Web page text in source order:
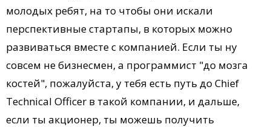
молодых ребят, на то чтобы они искали
перспективные стартапы, в которых можно
развиваться вместе с компанией. Если ты ну
совсем не бизнесмен, а программист "до мозга
костей", пожалуйста, у тебя есть путь до Chief
Technical Officer в такой компании, и дальше,
если ты акционер, ты можешь получить